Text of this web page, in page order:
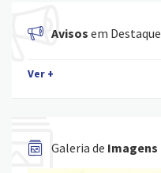
Avisos em Destaque
Ver +
Galeria de Imagens